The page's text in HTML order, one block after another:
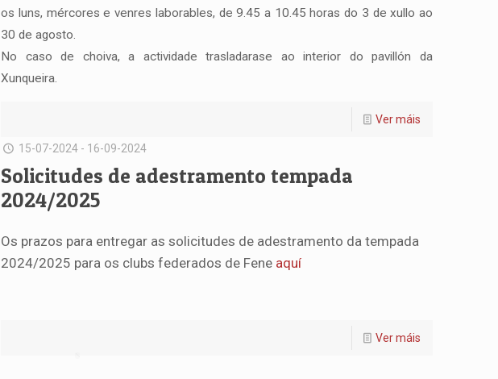
os luns, mércores e venres laborables, de 9.45 a 10.45 horas do 3 de xullo ao
30 de agosto.
No caso de choiva, a actividade trasladarase ao interior do pavillón da
Xunqueira.
Ver máis
15-07-2024 - 16-09-2024
Solicitudes de adestramento tempada
2024/2025
Os prazos para entregar as solicitudes de adestramento da tempada
2024/2025 para os clubs federados de Fene aquí
Ver máis